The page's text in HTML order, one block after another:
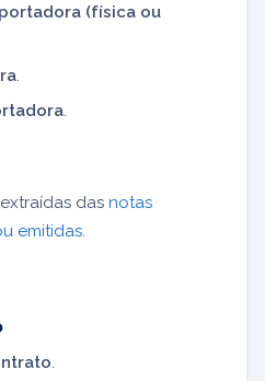
(física ou
das notas
emitidas